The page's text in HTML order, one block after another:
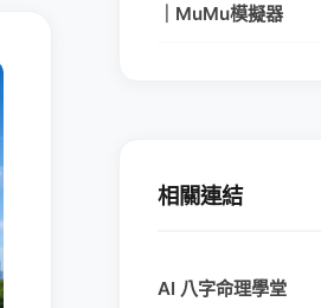
｜MuMu模擬器
相關連結
AI 八字命理學堂